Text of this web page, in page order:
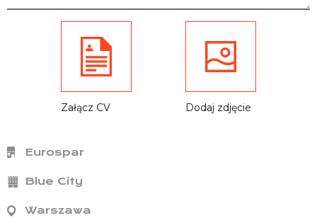
Załącz CV Dodaj zdjęcie
Eurospar
Blue City
Warszawa